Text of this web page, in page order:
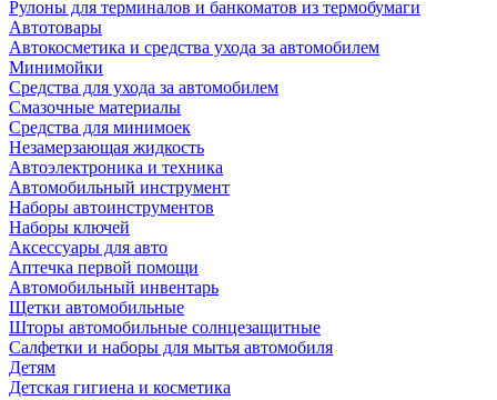
Рулоны для терминалов и банкоматов из термобумаги
Автотовары
Автокосметика и средства ухода за автомобилем
Минимойки
Средства для ухода за автомобилем
Смазочные материалы
Средства для минимоек
Незамерзающая жидкость
Автоэлектроника и техника
Автомобильный инструмент
Наборы автоинструментов
Наборы ключей
Аксессуары для авто
Аптечка первой помощи
Автомобильный инвентарь
Щетки автомобильные
Шторы автомобильные солнцезащитные
Салфетки и наборы для мытья автомобиля
Детям
Детская гигиена и косметика